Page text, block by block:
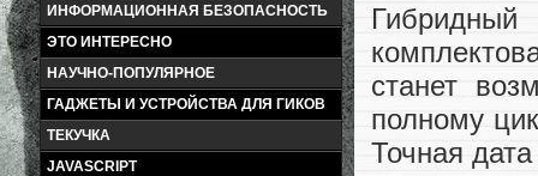
ИНФОРМАЦИОННАЯ БЕЗОПАСНОСТЬ
ЭТО ИНТЕРЕСНО
НАУЧНО-ПОПУЛЯРНОЕ
ГАДЖЕТЫ И УСТРОЙСТВА ДЛЯ ГИКОВ
ТЕКУЧКА
JAVASCRIPT
станет
полному
Точная